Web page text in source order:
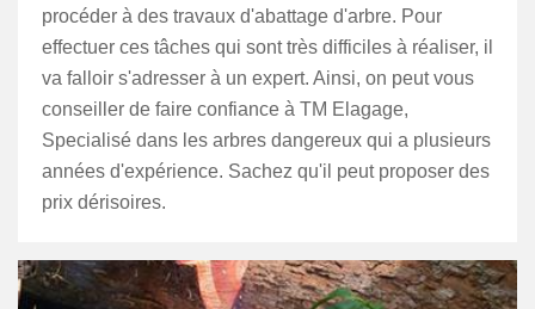
procéder à des travaux d'abattage d'arbre. Pour
effectuer ces tâches qui sont très difficiles à réaliser, il
va falloir s'adresser à un expert. Ainsi, on peut vous
conseiller de faire confiance à TM Elagage,
Specialisé dans les arbres dangereux qui a plusieurs
années d'expérience. Sachez qu'il peut proposer des
prix dérisoires.